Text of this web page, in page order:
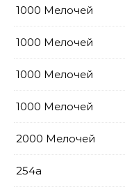
1000 Мелочей
1000 Мелочей
1000 Мелочей
1000 Мелочей
2000 Мелочей
254a